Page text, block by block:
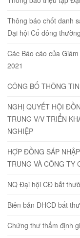
Thông báo chốt danh
Đại hội Cổ đông
Các Báo cáo của
2021
CÔNG BỐ THÔNG
NGHỊ QUYẾT HỘI
TRUNG V/V TRIỂN
NGHIỆP
HỢP ĐỒNG SÁP
TRUNG VÀ CÔNG TY
NQ Đại hội CĐ bất
Biên bản ĐHCĐ bất
Chứng thư thẩm định